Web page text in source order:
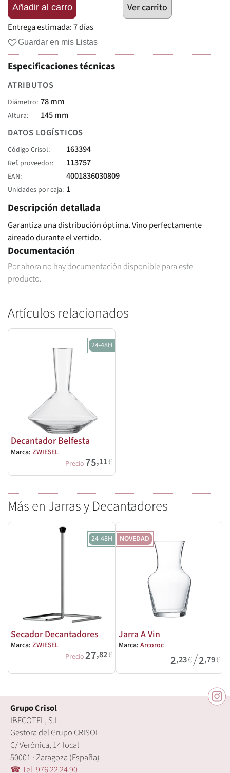
Añadir al carro Ver carrito
Entrega estimada:7 días
Guardar en mis Listas
Especificaciones técnicas
ATRIBUTOS
Diámetro 78 mm
Altura
145 mm
DATOS LOGÍSTICOS
Código Crisol 163394
Ref. proveedor 113757
EAN 4001836030809
Unidades por caja 1
Descripción detallada
Garantiza una distribución óptima. Vino perfectamente
aireado durante el vertido.
Documentación
Por ahora no hay documentación disponible para este
producto.
Artículos relacionados
24-48H
Decantador Belfesta
Marca: ZWIESEL
Precio 75,11€
Más en Jarras y Decantadores
24-48H
Secador Decantadores
Marca: ZWIESEL
Precio27,82€
NOVEDAD
Jarra A Vin
Marca: Arcoroc
2,23€/2,79€
Grupo Crisol
IBECOTEL, S.L.
Gestora del Grupo CRISOL
C/ Verónica, 14 local
50001 · Zaragoza (España)
☎ Tel. 976 22 24 90